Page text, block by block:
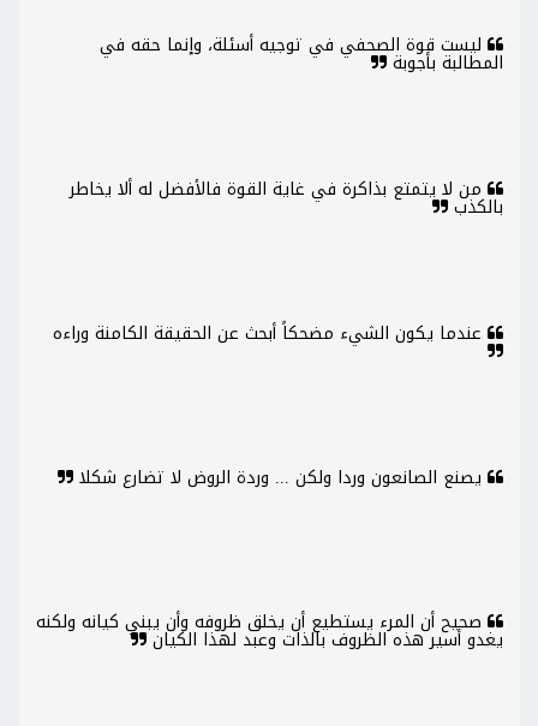
ليست قوة الصحفي في توجيه أسئلة، وإنما حقه في
المطالبة بأجوبة
من لا يتمتع بذاكرة في غاية القوة فالأفضل له ألا يخاطر
بالكذب
عندما يكون الشيء مضحكاً أبحث عن الحقيقة الكامنة وراءه
يصنع الصانعون وردا ولكن ... وردة الروض لا تضارع شكلا
صحيح أن المرء يستطيع أن يخلق ظروفه وأن يبني كيانه ولكنه
يغدو أسير هذه الظروف بالذات وعبد لهذا الكيان